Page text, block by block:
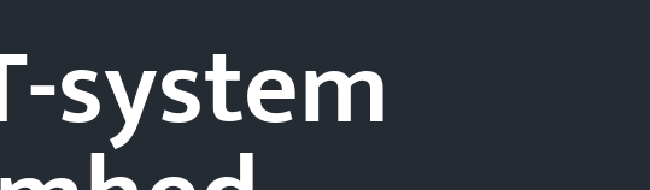
system